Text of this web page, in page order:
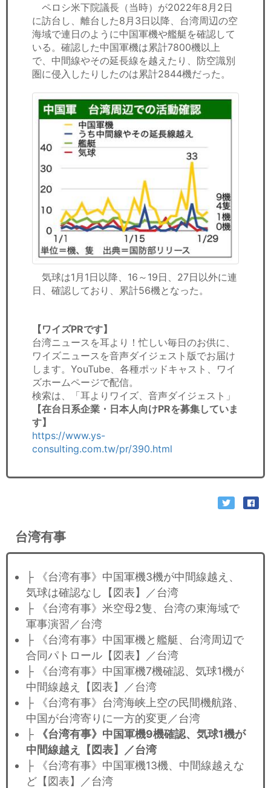
ペロシ米下院議長（当時）が2022年8月2日
に訪台し、離台した8月3日以降、台湾周辺の空
海域で連日のように中国軍機や艦艇を確認して
いる。確認した中国軍機は累計7800機以上
で、中間線やその延長線を越えたり、防空識別
圏に侵入したりしたのは累計2844機だった。
気球は1月1日以降、16～19日、27日以外に連
日、確認しており、累計56機となった。
【ワイズPRです】
台湾ニュースを耳より！忙しい毎日のお供に、
ワイズニュースを音声ダイジェスト版でお届け
します。YouTube、各種ポッドキャスト、ワイ
ズホームページで配信。
検索は、「耳よりワイズ、音声ダイジェスト」
【在台日系企業・日本人向けPRを募集していま
す】
https://www.ys-
consulting.com.tw/pr/390.html
台湾有事
├ 《台湾有事》中国軍機3機が中間線越え、
気球は確認なし【図表】／台湾
├ 《台湾有事》米空母2隻、台湾の東海域で
軍事演習／台湾
├ 《台湾有事》中国軍機と艦艇、台湾周辺で
合同パトロール【図表】／台湾
├ 《台湾有事》中国軍機7機確認、気球1機が
中間線越え【図表】／台湾
├ 《台湾有事》台湾海峡上空の民間機航路、
中国が台湾寄りに一方的変更／台湾
├
《台湾有事》中国軍機9機確認、気球1機が
中間線越え【図表】／台湾
├ 《台湾有事》中国軍機13機、中間線越えな
ど【図表】／台湾